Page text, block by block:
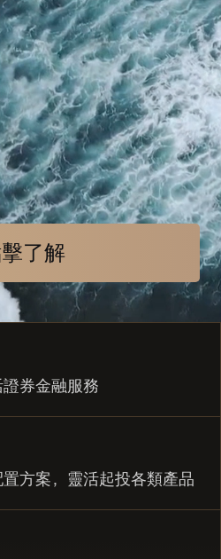
了解
券金融服務
方案，靈活起投各類產品